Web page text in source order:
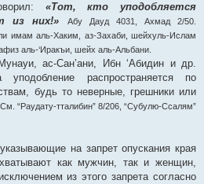
«Тот, кто уподобляется
из них!»
Абу Дауд 4031, Ахмад 2/50.
имам аль-Хаким, аз-Захаби, шейхуль-Ислам
аль-‘Иракъи, шейх аль-Альбани.
ас-Сан’ани, Ибн ‘Абидин и др.
распространяется по
будь то неверные, грешники или
См. “Раудату-тталибин” 8/206, “Субулю-Ссалям”
на запрет опускания края
как мужчин, так и женщин,
из этого запрета согласно